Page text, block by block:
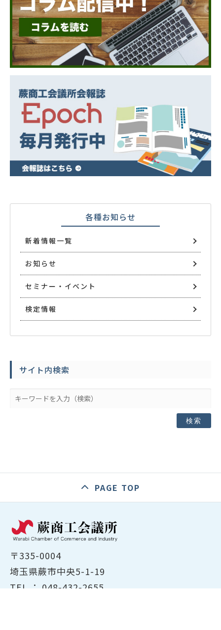
各種お知らせ
新着情報一覧
お知らせ
セミナー・イベント
検定情報
サイト内検索
検索
PAGE TOP
〒335-0004
埼玉県蕨市中央5-1-19
TEL ： 048-432-2655